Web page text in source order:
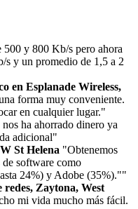
500 y 800 Kb/s pero ahora
s y un promedio de 1,5 a 2
en Esplanade Wireless,
forma muy conveniente.
en cualquier lugar."
ha ahorrado dinero ya
adicional"
St Helena "Obtenemos
de software como
24%) y Adobe (35%).""
Zaytona, West
mi vida mucho más fácil.